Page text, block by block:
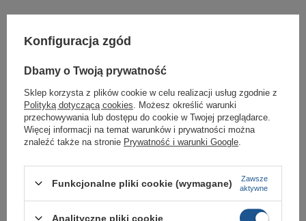
Marka
RTITAW2515
Kolor zielony
Materiał zewnętrzny tkanina
Zapięcie sznurowane
Długość towaru w
centymetrach
Więcej
30
Szerokość towaru w
centymetrach
Więcej
20
Konfiguracja zgód
Dbamy o Twoją prywatność
Sklep korzysta z plików cookie w celu realizacji usług zgodnie z
Polityką dotyczącą cookies . Możesz określić warunki
przechowywania lub dostępu do cookie w Twojej przeglądarce.
Więcej informacji na temat warunków i prywatności można
znaleźć także na stronie Prywatność i warunki Google
Funkcjonalne pliki cookie (wymagane)
Zawsze
aktywne
Analityczne pliki cookie